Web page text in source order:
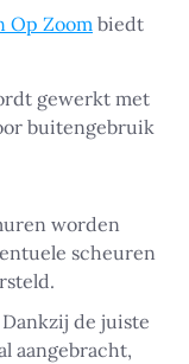
Op Zoom biedt
gewerkt met
buitengebruik
worden
scheuren
Dankzij de juiste
aangebracht,